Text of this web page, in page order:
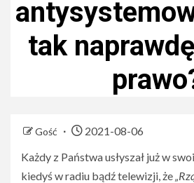
tak
Gość
2021-08-06
Każdy z Państwa usłyszał już w
kiedyś w radiu bądź telewizji, że